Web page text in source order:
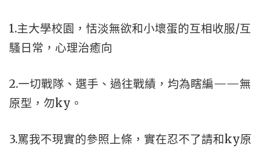
1.主大學校園，恬淡無欲和小壞蛋的互相收服/互
騷日常，心理治癒向
2.一切戰隊、選手、過往戰績，均為瞎編——無
原型，勿ky。
3.罵我不現實的參照上條，實在忍不了請和ky原